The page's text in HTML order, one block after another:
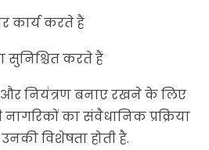
कार्य करते हैं
सुनिश्चित करते हैं
नियंत्रण बनाए रखने के लिए
नागरिकों का संवैधानिक प्रक्रिया
विशेषता होती है.